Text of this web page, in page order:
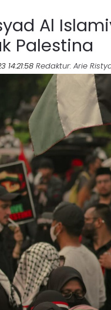
Al
Palestina
14:21:58 Redaktur: Arie